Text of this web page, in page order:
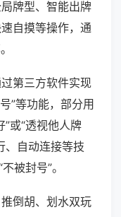
牌型、智能出牌
自摸等操作，通
第三方软件实现
”等功能，部分用
或“透视他人牌
、自动连接等技
被封号”。
倒胡、划水双玩